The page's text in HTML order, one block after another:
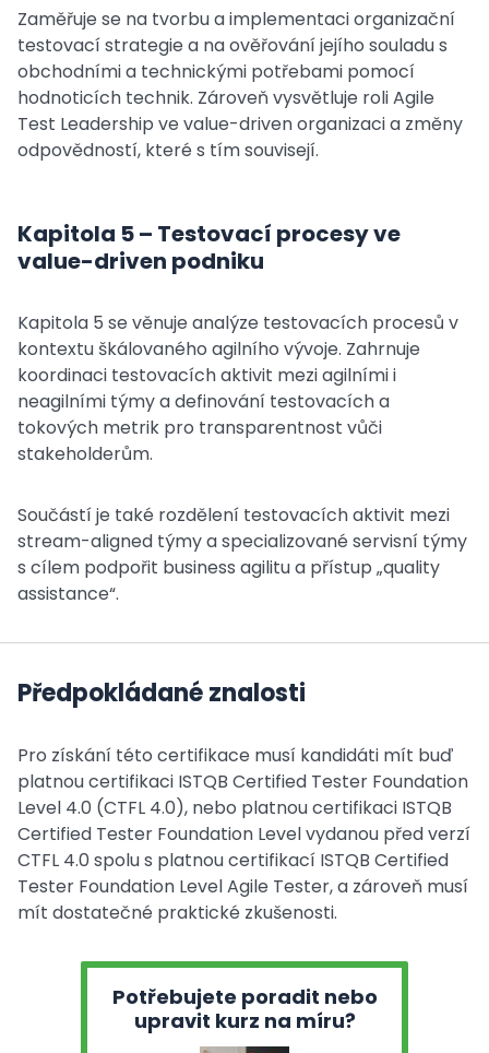
Zaměřuje se na tvorbu a implementaci organizační
testovací strategie a na ověřování jejího souladu s
obchodními a technickými potřebami pomocí
hodnoticích technik. Zároveň vysvětluje roli Agile
Test Leadership ve value-driven organizaci a změny
odpovědností, které s tím souvisejí.
Kapitola 5 – Testovací procesy ve
value-driven podniku
Kapitola 5 se věnuje analýze testovacích procesů v
kontextu škálovaného agilního vývoje. Zahrnuje
koordinaci testovacích aktivit mezi agilními i
neagilními týmy a definování testovacích a
tokových metrik pro transparentnost vůči
stakeholderům.
Součástí je také rozdělení testovacích aktivit mezi
stream-aligned týmy a specializované servisní týmy
s cílem podpořit business agilitu a přístup „quality
assistance“.
Předpokládané znalosti
Pro získání této certifikace musí kandidáti mít buď
platnou certifikaci ISTQB Certified Tester Foundation
Level 4.0 (CTFL 4.0), nebo platnou certifikaci ISTQB
Certified Tester Foundation Level vydanou před verzí
CTFL 4.0 spolu s platnou certifikací ISTQB Certified
Tester Foundation Level Agile Tester, a zároveň musí
mít dostatečné praktické zkušenosti.
Potřebujete poradit nebo
upravit kurz na míru?